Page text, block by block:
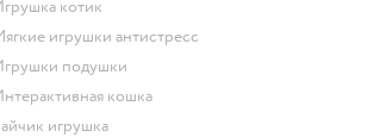
Игрушка котик
Мягкие игрушки антистресс
Игрушки подушки
Интерактивная кошка
Зайчик игрушка